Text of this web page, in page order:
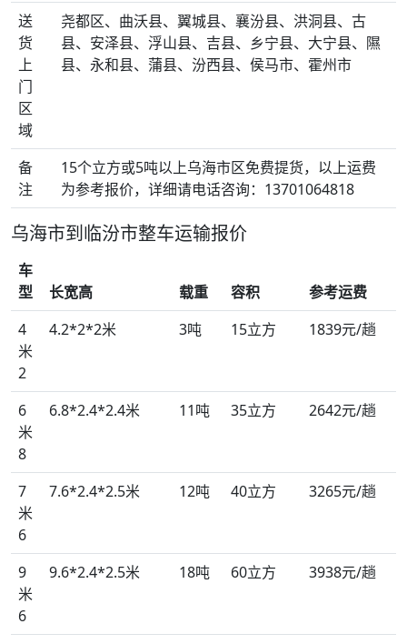
送
货
上
门
区
域
尧都区、曲沃县、翼城县、襄汾县、洪洞县、古
县、安泽县、浮山县、吉县、乡宁县、大宁县、隰
县、永和县、蒲县、汾西县、侯马市、霍州市
备
注
15个立方或5吨以上乌海市区免费提货，以上运费
为参考报价，详细请电话咨询：13701064818
乌海市到临汾市整车运输报价
车
型
长宽高 载重 容积
参考运费
4
米
2
4.2*2*2米 3吨 15立方 1839元/趟
6
米
8
6.8*2.4*2.4米 11吨 35立方 2642元/趟
7
米
6
7.6*2.4*2.5米 12吨 40立方 3265元/趟
9
米
6
9.6*2.4*2.5米 18吨 60立方 3938元/趟